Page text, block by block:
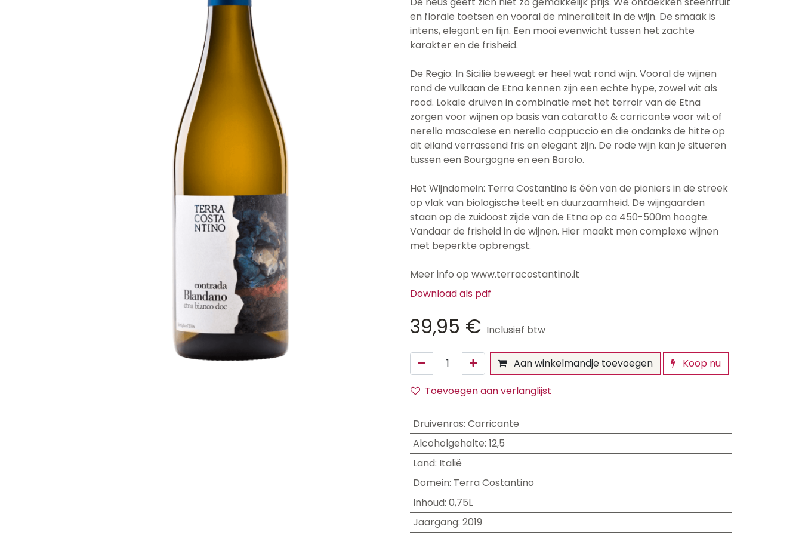
en florale toetsen en vooral de mineraliteit in de wijn. De smaak is
intens, elegant en fijn. Een mooi evenwicht tussen het zachte
karakter en de frisheid.
De Regio: In Sicilië beweegt er heel wat rond wijn. Vooral de wijnen
rond de vulkaan de Etna kennen zijn een echte hype, zowel wit als
rood. Lokale druiven in combinatie met het terroir van de Etna
zorgen voor wijnen op basis van cataratto & carricante voor wit of
nerello mascalese en nerello cappuccio en die ondanks de hitte op
dit eiland verrassend fris en elegant zijn. De rode wijn kan je situeren
tussen een Bourgogne en een Barolo.
Het Wijndomein: Terra Costantino is één van de pioniers in de streek
op vlak van biologische teelt en duurzaamheid. De wijngaarden
staan op de zuidoost zijde van de Etna op ca 450-500m hoogte.
Vandaar de frisheid in de wijnen. Hier maakt men complexe wijnen
met beperkte opbrengst.
Meer info op www.terracostantino.it
Download als pdf
39,95 € Inclusief btw
Aan winkelmandje toevoegen
Koop nu
Toevoegen aan verlanglijst
Druivenras: Carricante
Alcoholgehalte: 12,5
Land: Italië
Domein: Terra Costantino
Inhoud: 0,75L
Jaargang: 2019